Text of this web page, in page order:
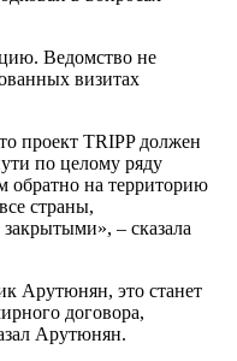
Ведомство не
визитах
проект TRIPP должен
по целому ряду
обратно на территорию
страны,
– сказала
Арутюнян, это станет
договора,
Арутюнян.